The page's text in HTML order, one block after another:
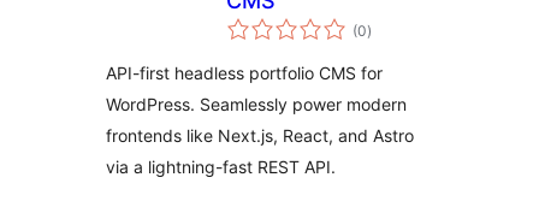
(0загальний
рейтинг
)
API-first headless portfolio CMS for
WordPress. Seamlessly power modern
frontends like Next.js, React, and Astro
via a lightning-fast REST API.